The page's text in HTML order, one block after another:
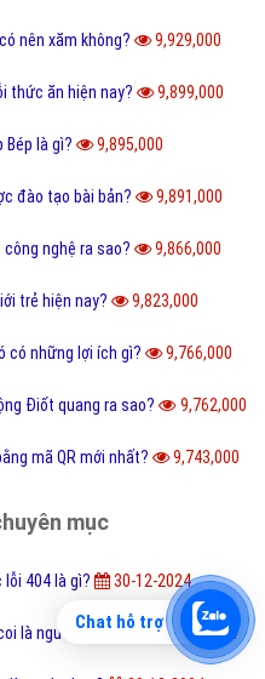
nên xăm không? 9,929,000
thức ăn hiện nay? 9,899,000
Bép là gì? 9,895,000
đào tạo bài bản? 9,891,000
nghệ ra sao? 9,866,000
trẻ hiện nay? 9,823,000
có những lợi ích gì? 9,766,000
Điốt quang ra sao? 9,762,000
mã QR mới nhất? 9,743,000
mục
lỗi 404 là gì? 30-12-2024
là người nghệ sĩ? 30-12-2024
Chat hỗ trợ